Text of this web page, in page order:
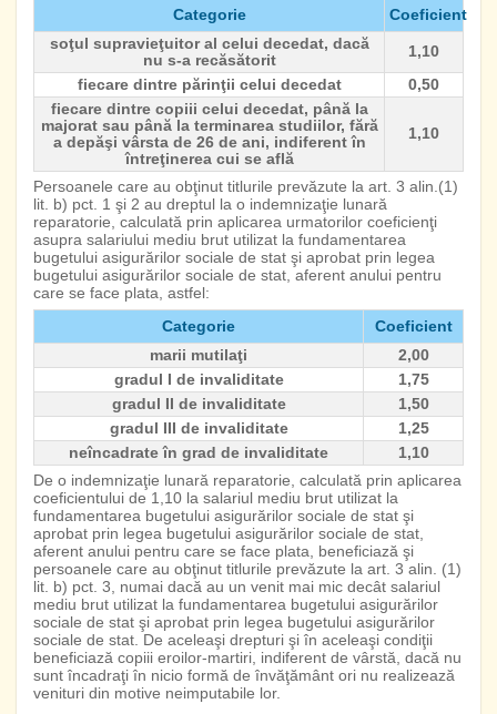
Categorie
Coeficient
soţul supravieţuitor al celui decedat, dacă
nu s-a recăsătorit
1,10
fiecare dintre părinţii celui decedat
0,50
fiecare dintre copiii celui decedat, până la
majorat sau până la terminarea studiilor, fără
a depăşi vârsta de 26 de ani, indiferent în
întreţinerea cui se află
1,10
Persoanele care au obţinut titlurile prevăzute la art. 3 alin.(1)
lit. b) pct. 1 şi 2 au dreptul la o indemnizaţie lunară
reparatorie, calculată prin aplicarea urmatorilor coeficienţi
asupra salariului mediu brut utilizat la fundamentarea
bugetului asigurărilor sociale de stat şi aprobat prin legea
bugetului asigurărilor sociale de stat, aferent anului pentru
care se face plata, astfel:
Categorie
Coeficient
marii mutilaţi
2,00
gradul I de invaliditate
1,75
gradul II de invaliditate
1,50
gradul III de invaliditate
1,25
neîncadrate în grad de invaliditate
1,10
De o indemnizaţie lunară reparatorie, calculată prin aplicarea
coeficientului de 1,10 la salariul mediu brut utilizat la
fundamentarea bugetului asigurărilor sociale de stat şi
aprobat prin legea bugetului asigurărilor sociale de stat,
aferent anului pentru care se face plata, beneficiază şi
persoanele care au obţinut titlurile prevăzute la art. 3 alin. (1)
lit. b) pct. 3, numai dacă au un venit mai mic decât salariul
mediu brut utilizat la fundamentarea bugetului asigurărilor
sociale de stat şi aprobat prin legea bugetului asigurărilor
sociale de stat. De aceleaşi drepturi şi în aceleaşi condiţii
beneficiază copiii eroilor-martiri, indiferent de vârstă, dacă nu
sunt încadraţi în nicio formă de învăţământ ori nu realizează
venituri din motive neimputabile lor.